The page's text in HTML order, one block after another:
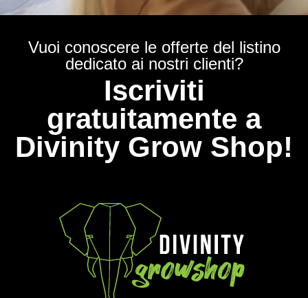
Vuoi conoscere le offerte del listino
dedicato ai nostri clienti?
Iscriviti
gratuitamente a
Divinity Grow Shop!